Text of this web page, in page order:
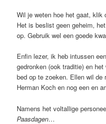
Wil je weten hoe het gaat, klik
Het is beslist geen geheim,
op. Gebruik wel een goede
Enfin lezer, ik heb intussen
gedronken (ook traditie) en
bed op te zoeken. Ellen wil
Herman Koch en nog een en
Namens het voltallige
Paasdagen…